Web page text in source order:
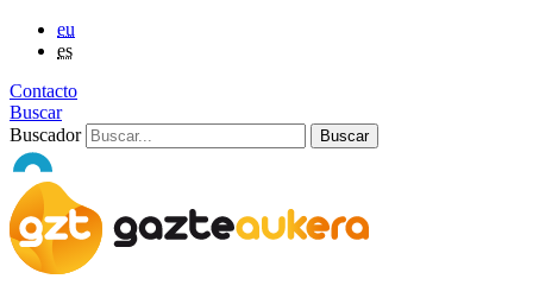
eu
es
Contacto
Buscar
Buscador